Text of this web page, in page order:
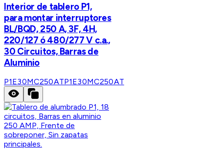
Interior de tablero P1,
para montar interruptores
BL/BQD, 250 A, 3F, 4H,
220/127 ó 480/277 V c.a.,
30 Circuitos, Barras de
Aluminio
P1E30MC250ATP1E30MC250AT